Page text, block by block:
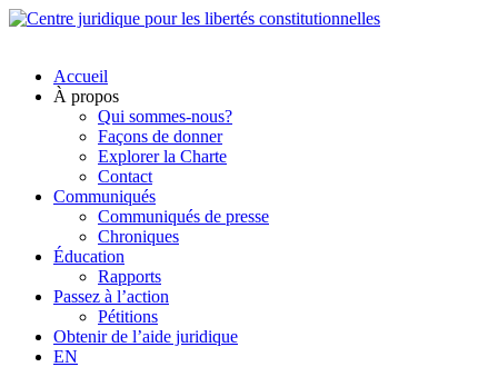
Accueil
À propos
Qui sommes-nous?
Façons de donner
Explorer la Charte
Contact
Communiqués
Communiqués de presse
Chroniques
Éducation
Rapports
Passez à l’action
Pétitions
Obtenir de l’aide juridique
EN